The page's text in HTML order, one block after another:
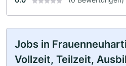
Jobs in
Vollzeit, Teilzeit,